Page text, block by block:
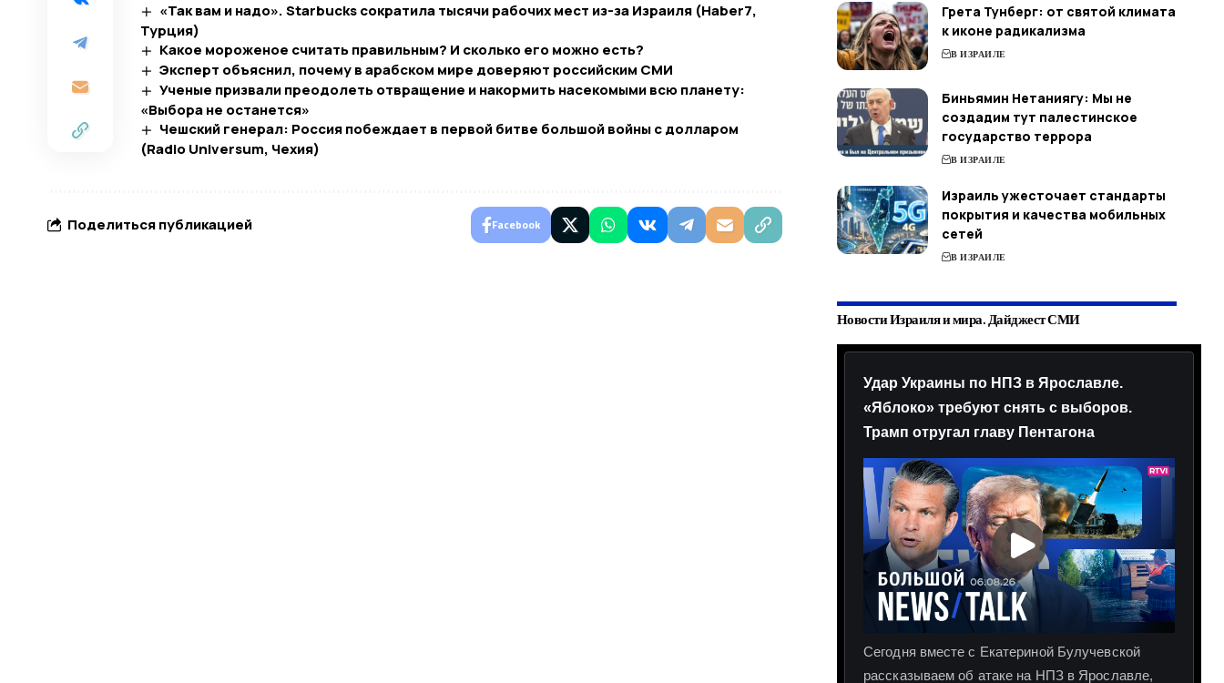
«Так вам и надо». Starbucks сократила тысячи рабочих мест из-за Израиля (Haber7,
Турция)
Какое мороженое считать правильным? И сколько его можно есть?
Эксперт объяснил, почему в арабском мире доверяют российским СМИ
Ученые призвали преодолеть отвращение и накормить насекомыми всю планету:
«Выбора не останется»
Чешский генерал: Россия побеждает в первой битве большой войны с долларом
(Radio Universum, Чехия)
Поделиться публикацией Facebook
Грета Тунберг: от святой климата
к иконе радикализма
В ИЗРАИЛЕ
Биньямин Нетаниягу: Мы не
создадим тут палестинское
государство террора
В ИЗРАИЛЕ
Израиль ужесточает стандарты
покрытия и качества мобильных
сетей
В ИЗРАИЛЕ
Новости Израиля и мира. Дайджест СМИ